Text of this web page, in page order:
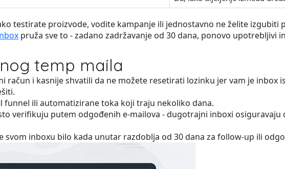
testirate proizvode, vodite kampanje ili jednostavno ne želite izgubiti
pruža sve to - zadano zadržavanje od 30 dana, ponovo upotrebljivi
temp maila
račun i kasnije shvatili da ne možete resetirati lozinku jer vam je inbox
funnel ili automatizirane toka koji traju nekoliko dana.
verifikuju putem odgođenih e-mailova - dugotrajni inboxi osiguravaju
svom inboxu bilo kada unutar razdoblja od 30 dana za follow-up ili